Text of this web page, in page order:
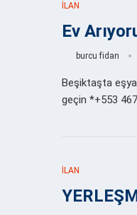
İLAN
Ev
burcu fidan
Beşiktaşta
geçin *+553
İLAN